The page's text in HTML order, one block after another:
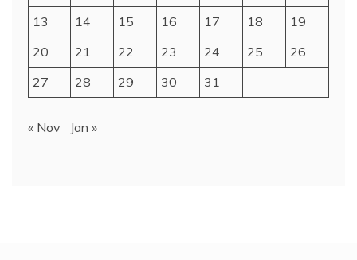
13
14 15 16 17 18
19
20
21 22 23 24 25
26
27
28 29 30 31
« Nov Jan »